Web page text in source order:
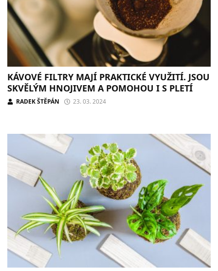
KÁVOVÉ FILTRY MAJÍ PRAKTICKÉ VYUŽITÍ. JSOU
SKVĚLÝM HNOJIVEM A POMOHOU I S PLETÍ
RADEK ŠTĚPÁN 23. 03. 2024